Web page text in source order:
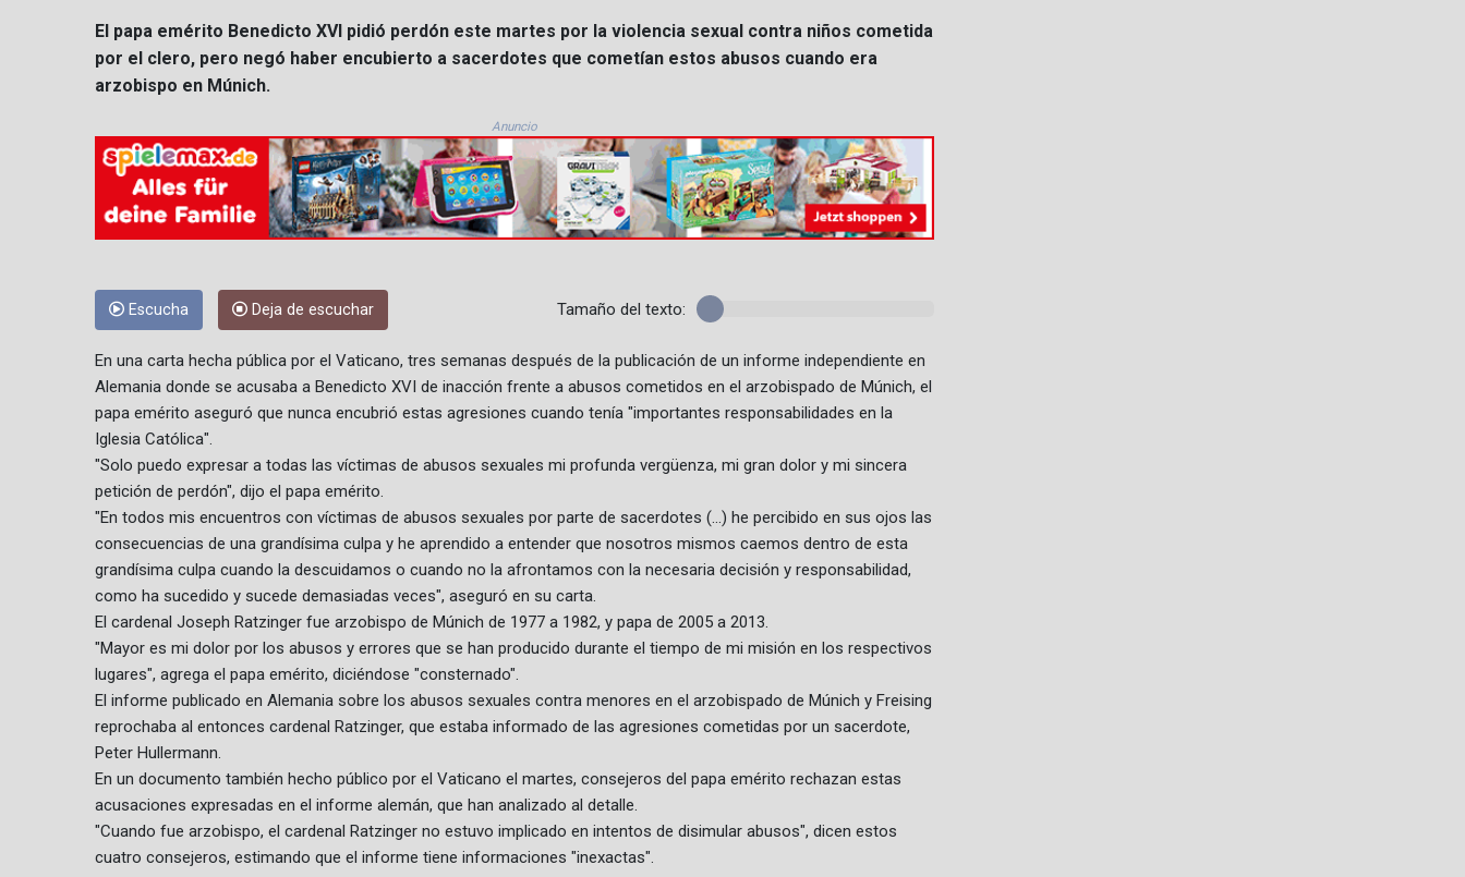
El papa emérito Benedicto XVI pidió perdón este martes por la violencia sexual contra niños cometida
por el clero, pero negó haber encubierto a sacerdotes que cometían estos abusos cuando era
arzobispo en Múnich.
Anuncio
Escucha Deja de escuchar Tamaño del texto:
En una carta hecha pública por el Vaticano, tres semanas después de la publicación de un informe independiente en
Alemania donde se acusaba a Benedicto XVI de inacción frente a abusos cometidos en el arzobispado de Múnich, el
papa emérito aseguró que nunca encubrió estas agresiones cuando tenía "importantes responsabilidades en la
Iglesia Católica".
"Solo puedo expresar a todas las víctimas de abusos sexuales mi profunda vergüenza, mi gran dolor y mi sincera
petición de perdón", dijo el papa emérito.
"En todos mis encuentros con víctimas de abusos sexuales por parte de sacerdotes (...) he percibido en sus ojos las
consecuencias de una grandísima culpa y he aprendido a entender que nosotros mismos caemos dentro de esta
grandísima culpa cuando la descuidamos o cuando no la afrontamos con la necesaria decisión y responsabilidad,
como ha sucedido y sucede demasiadas veces", aseguró en su carta.
El cardenal Joseph Ratzinger fue arzobispo de Múnich de 1977 a 1982, y papa de 2005 a 2013.
"Mayor es mi dolor por los abusos y errores que se han producido durante el tiempo de mi misión en los respectivos
lugares", agrega el papa emérito, diciéndose "consternado".
El informe publicado en Alemania sobre los abusos sexuales contra menores en el arzobispado de Múnich y Freising
reprochaba al entonces cardenal Ratzinger, que estaba informado de las agresiones cometidas por un sacerdote,
Peter Hullermann.
En un documento también hecho público por el Vaticano el martes, consejeros del papa emérito rechazan estas
acusaciones expresadas en el informe alemán, que han analizado al detalle.
"Cuando fue arzobispo, el cardenal Ratzinger no estuvo implicado en intentos de disimular abusos", dicen estos
cuatro consejeros, estimando que el informe tiene informaciones "inexactas".